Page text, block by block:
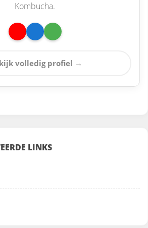
Kombucha.
volledig profiel →
LINKS